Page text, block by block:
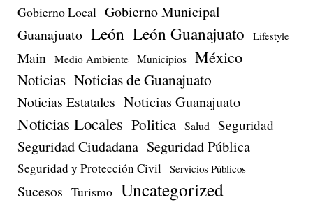
Gobierno Local Gobierno Municipal
Guanajuato León León Guanajuato Lifestyle
Main Medio Ambiente Municipios México
Noticias Noticias de Guanajuato
Noticias Estatales Noticias Guanajuato
Noticias Locales Politica Salud Seguridad
Seguridad Ciudadana Seguridad Pública
Seguridad y Protección Civil Servicios Públicos
Sucesos Turismo Uncategorized